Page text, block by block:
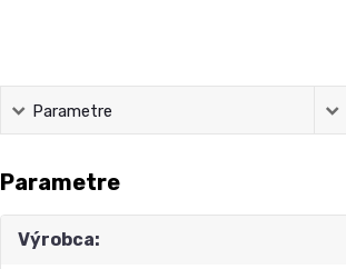
Parametre
Parametre
Výrobca